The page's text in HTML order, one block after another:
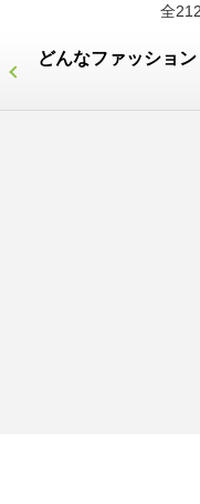
全
どんなファッショ